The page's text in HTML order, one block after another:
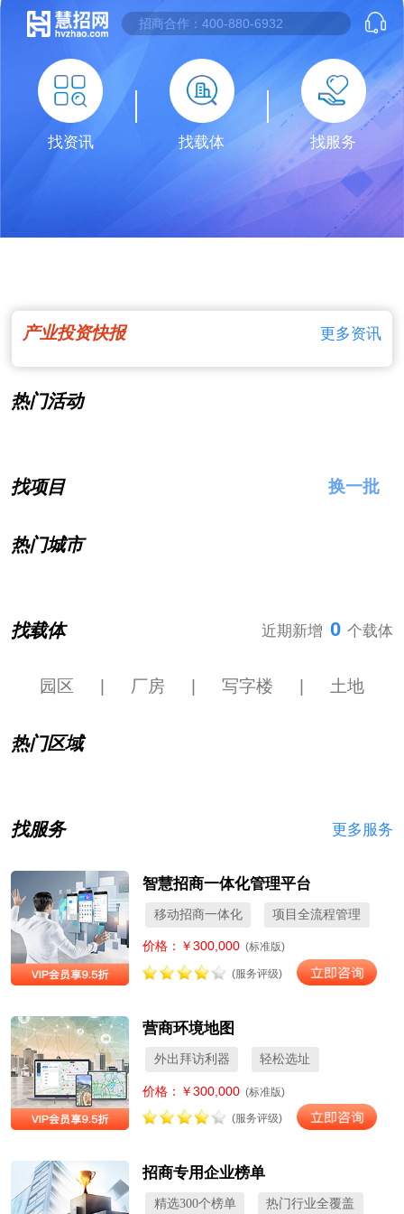
找资讯 找载体 找服务
产业投资快报 更多资讯
热门活动
找项目 换一批
热门城市
找载体 近期新增 0 个载体
园区 厂房 写字楼 土地
热门区域
找服务 更多服务
智慧招商一体化管理平台
移动招商一体化 项目全流程管理
价格：￥300,000 (标准版)
(服务评级)
营商环境地图
外出拜访利器 轻松选址
价格：￥300,000 (标准版)
(服务评级)
招商专用企业榜单
精选300个榜单 热门行业全覆盖